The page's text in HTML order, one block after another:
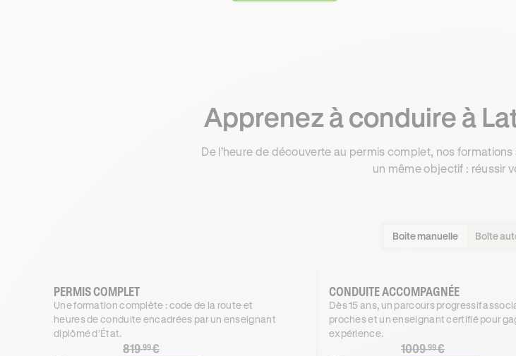
Apprenez à conduire à
De l’heure de découverte au permis complet, nos
un même objectif : réussir
Boite manuelle Boîte
PERMIS COMPLET
Une formation complète : code de la route et
heures de conduite encadrées par un enseignant
diplômé d’État.
819 .99€
CONDUITE ACCOMPAGNÉE
Dès 15 ans, un parcours progressif
proches et un enseignant certifié pour
expérience.
1009.99€